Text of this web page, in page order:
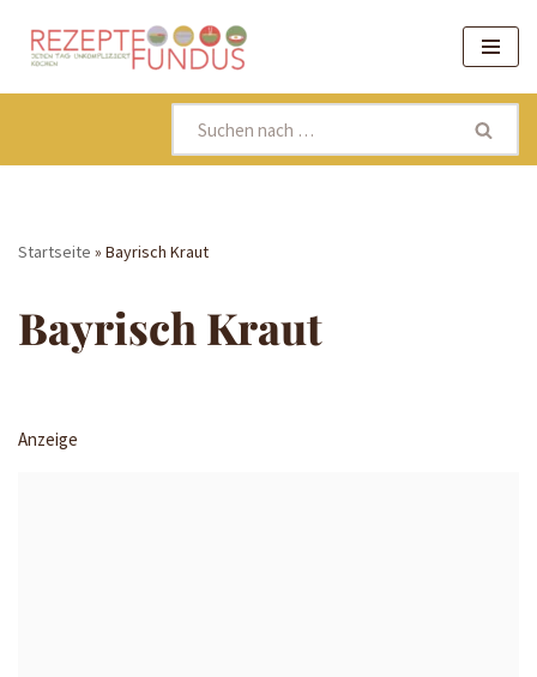
Zum
Inhalt
Startseite » Bayrisch Kraut
Bayrisch Kraut
Anzeige